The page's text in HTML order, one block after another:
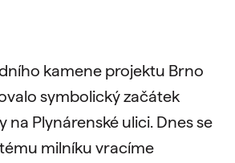
kamene projektu Brno
symbolický začátek
na Plynárenské ulici. Dnes se
milníku vracíme